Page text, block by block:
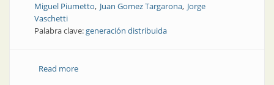
Miguel Piumetto Juan Gomez Targarona Jorge
Vaschetti
Palabra clave:generación distribuida
Read moreabout Nota técnica | Variación de los factores de